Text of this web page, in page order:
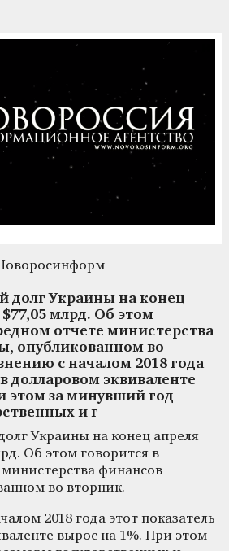
долг Украины на конец
$77,05 млрд. Об этом
отчете министерства
опубликованном во
с началом 2018 года
долларовом эквиваленте
этом за минувший год
и г
Украины на конец апреля
Об этом говорится в
финансов
во вторник.
2018 года этот показатель
вырос на 1%. При этом